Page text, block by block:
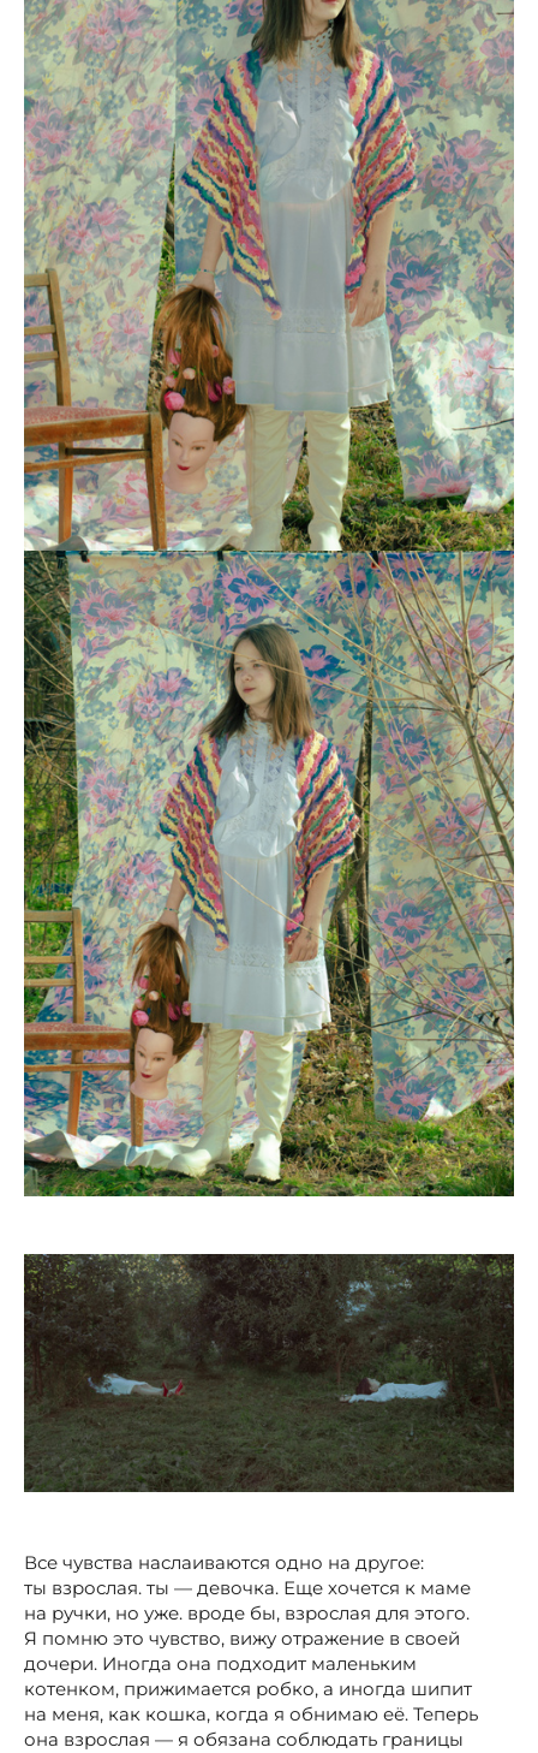
Все чувства наслаиваются одно на другое:
ты взрослая. ты — девочка. Еще хочется к маме
на ручки, но уже. вроде бы, взрослая для этого.
Я помню это чувство, вижу отражение в своей
дочери. Иногда она подходит маленьким
котенком, прижимается робко, а иногда шипит
на меня, как кошка, когда я обнимаю её. Теперь
она взрослая — я обязана соблюдать границы